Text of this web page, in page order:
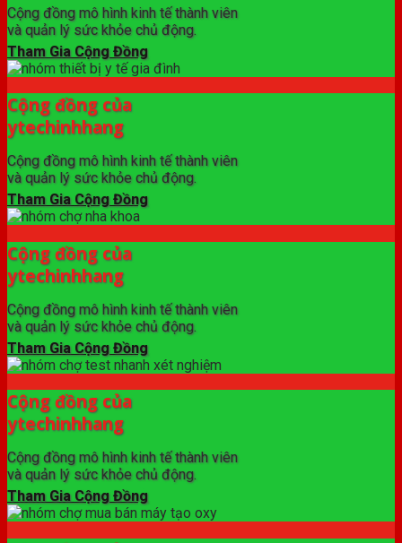
Cộng đồng mô hình kinh tế thành viên
và quản lý sức khỏe chủ động.
Tham Gia Cộng Đồng
Cộng đồng của
ytechinhhang
Cộng đồng mô hình kinh tế thành viên
và quản lý sức khỏe chủ động.
Tham Gia Cộng Đồng
Cộng đồng của
ytechinhhang
Cộng đồng mô hình kinh tế thành viên
và quản lý sức khỏe chủ động.
Tham Gia Cộng Đồng
Cộng đồng của
ytechinhhang
Cộng đồng mô hình kinh tế thành viên
và quản lý sức khỏe chủ động.
Tham Gia Cộng Đồng